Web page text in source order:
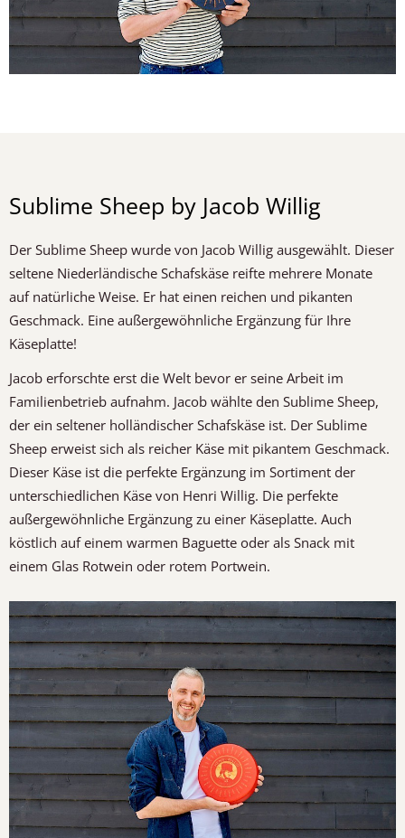
Sublime Sheep by Jacob Willig
Der Sublime Sheep wurde von Jacob Willig ausgewählt. Dieser
seltene Niederländische Schafskäse reifte mehrere Monate
auf natürliche Weise. Er hat einen reichen und pikanten
Geschmack. Eine außergewöhnliche Ergänzung für Ihre
Käseplatte!
Jacob erforschte erst die Welt bevor er seine Arbeit im
Familienbetrieb aufnahm. Jacob wählte den Sublime Sheep,
der ein seltener holländischer Schafskäse ist. Der Sublime
Sheep erweist sich als reicher Käse mit pikantem Geschmack.
Dieser Käse ist die perfekte Ergänzung im Sortiment der
unterschiedlichen Käse von Henri Willig. Die perfekte
außergewöhnliche Ergänzung zu einer Käseplatte. Auch
köstlich auf einem warmen Baguette oder als Snack mit
einem Glas Rotwein oder rotem Portwein.